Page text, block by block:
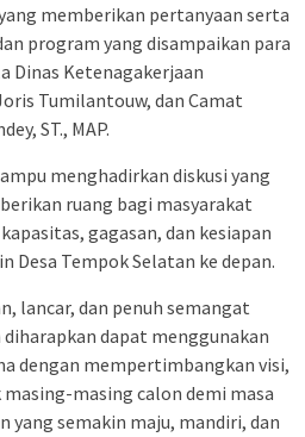
memberikan pertanyaan serta
program yang disampaikan para
Dinas Ketenagakerjaan
Tumilantouw, dan Camat
ST., MAP.
menghadirkan diskusi yang
ruang bagi masyarakat
gagasan, dan kesiapan
Desa Tempok Selatan ke depan.
lancar, dan penuh semangat
dapat menggunakan
dengan mempertimbangkan visi,
masing calon demi masa
yang semakin maju, mandiri, dan